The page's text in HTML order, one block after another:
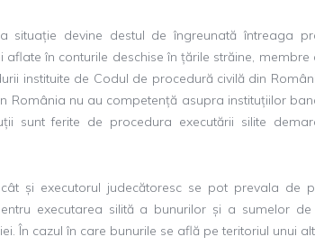
situație devine destul de îngreunată întreaga
aflate în conturile deschise în țările străine,
instituite de Codul de procedură civilă din
România nu au competență asupra instituțiilor
sunt ferite de procedura executării silite
și executorul judecătoresc se pot prevala de
executarea silită a bunurilor și a sumelor
În cazul în care bunurile se află pe teritoriul unui